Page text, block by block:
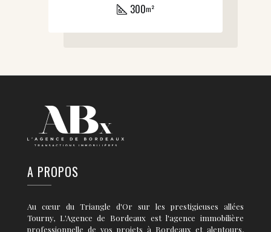
300m²
A PROPOS
Au cœur du Triangle d'Or sur les prestigieuses allées
Tourny, L'Agence de Bordeaux est l'agence immobilière
professionnelle de vos projets à Bordeaux et alentours,